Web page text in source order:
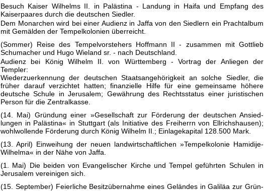
Besuch Kaiser Wilhelms II. in Palästina - Landung in Haifa und Empfang des
Kaiserpaares durch die deutschen Siedler.
Dem Monarchen wird bei einer Audienz in Jaffa von den Siedlern ein Prachtalbum
mit Gemälden der Tempelkolonien überreicht.
(Sommer) Reise des Tempelvorstehers Hoffmann II - zusammen mit Gottlieb
Schumacher und Hugo Wieland sr. - nach Deutschland.
Audienz bei König Wilhelm II. von Württemberg - Vortrag der Anliegen der
Templer:
Wiederzuerkennung der deutschen Staatsangehörigkeit an solche Siedler, die
früher darauf verzichtet hatten; finanzielle Hilfe für eine gemeinsame höhere
deutsche Schule in Jerusalem; Gewährung des Rechtsstatus einer juristischen
Person für die Zentralkasse.
(14. Mai) Gründung einer »Gesellschaft zur Förderung der deutschen Ansied­
lungen in Palästina« in Stuttgart (als Initiative des Freiherrn von Ellrichshausen);
wohlwollende Förderung durch König Wilhelm II.; Einlagekapital 128.500 Mark.
(13. April) Einweihung der neuen landwirtschaftlichen »Tempelkolonie Hamidije-
Wilhelma« in der Nähe von Jaffa.
(1. Mai) Die beiden von Evangelischer Kirche und Tempel geführten Schulen in
Jerusalem vereinigen sich.
(15. September) Feierliche Besitzübernahme eines Geländes in Galiläa zur Grün­